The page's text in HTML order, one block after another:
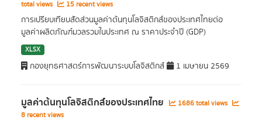
total views
15 recent views
การเปรียบเทียบสัดส่วนมูลค่าต้นทุนโลจิสติกส์ของประเทศไทยต่อ
มูลค่าผลิตภัณฑ์มวลรวมในประเทศ ณ ราคาประจำปี (GDP)
XLSX
กองยุทธศาสตร์การพัฒนาระบบโลจิสติกส์ 1 เมษายน 2569
มูลค่าต้นทุนโลจิสติกส์ของประเทศไทย
1686 total views
8 recent views